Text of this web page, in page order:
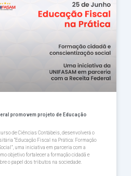
promovem projeto de Educação
de Ciências Contábeis, desenvolverá o
“Educação Fiscal na Prática: Formação
uma iniciativa em parceria com a
objetivo fortalecer a formação cidadã e
o papel dos tributos na sociedade.